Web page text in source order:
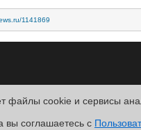
1141869
соглашение.Защищено CURATOR.
файлы cookie и сервисы
вы соглашаетесь с